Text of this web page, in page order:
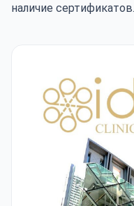
наличие сертификатов.